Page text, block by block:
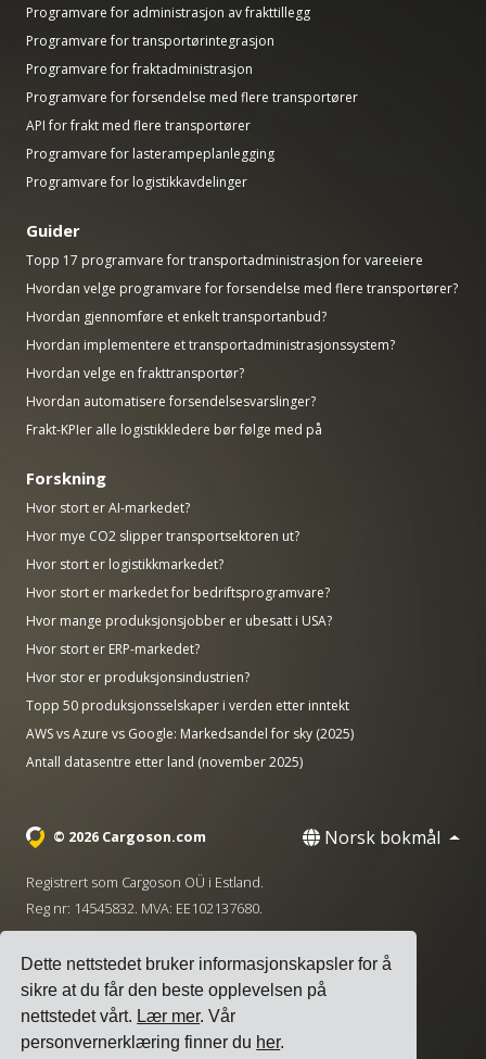
Dette nettstedet bruker informasjonskapsler for å
sikre at du får den beste opplevelsen på
nettstedet vårt. Lær mer. Vår
personvernerklæring finner du her.
Programvare for administrasjon av frakttillegg
Programvare for transportørintegrasjon
Programvare for fraktadministrasjon
Programvare for forsendelse med flere transportører
API for frakt med flere transportører
Programvare for lasterampeplanlegging
Programvare for logistikkavdelinger
Guider
Topp 17 programvare for transportadministrasjon for vareeiere
Hvordan velge programvare for forsendelse med flere transportører?
Hvordan gjennomføre et enkelt transportanbud?
Hvordan implementere et transportadministrasjonssystem?
Hvordan velge en frakttransportør?
Hvordan automatisere forsendelsesvarslinger?
Frakt-KPIer alle logistikkledere bør følge med på
Forskning
Hvor stort er AI-markedet?
Hvor mye CO2 slipper transportsektoren ut?
Hvor stort er logistikkmarkedet?
Hvor stort er markedet for bedriftsprogramvare?
Hvor mange produksjonsjobber er ubesatt i USA?
Hvor stort er ERP-markedet?
Hvor stor er produksjonsindustrien?
Topp 50 produksjonsselskaper i verden etter inntekt
AWS vs Azure vs Google: Markedsandel for sky (2025)
Antall datasentre etter land (november 2025)
© 2026 Cargoson.com Norsk bokmål
Registrert som Cargoson OÜ i Estland.
Reg nr: 14545832. MVA: EE102137680.
+372 5555 0028 · hello@cargoson.com
Vilkår for tjenesten|Personvernregler